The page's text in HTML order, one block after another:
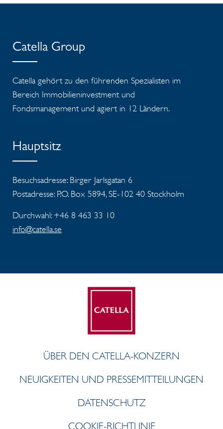
Catella Group
Catella gehört zu den führenden Spezialisten im
Bereich Immobilieninvestment und
Fondsmanagement und agiert in 12 Ländern.
Hauptsitz
Besuchsadresse: Birger Jarlsgatan 6
Postadresse: P.O. Box 5894, SE-102 40 Stockholm
Durchwahl: +46 8 463 33 10
info@catella.se
ÜBER DEN CATELLA-KONZERN
NEUIGKEITEN UND PRESSEMITTEILUNGEN
DATENSCHUTZ
COOKIE-RICHTLINIE